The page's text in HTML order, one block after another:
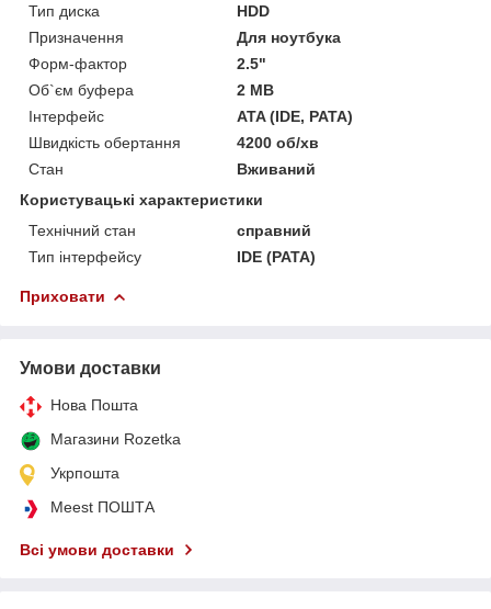
Тип диска
HDD
Призначення
Для ноутбука
Форм-фактор
2.5"
Об`єм буфера
2 MB
Інтерфейс
ATA (IDE, PATA)
Швидкість обертання
4200 об/хв
Стан
Вживаний
Користувацькі характеристики
Технічний стан
справний
Тип інтерфейсу
IDE (PATA)
Приховати
Умови доставки
Нова Пошта
Магазини Rozetka
Укрпошта
Meest ПОШТА
Всі умови доставки